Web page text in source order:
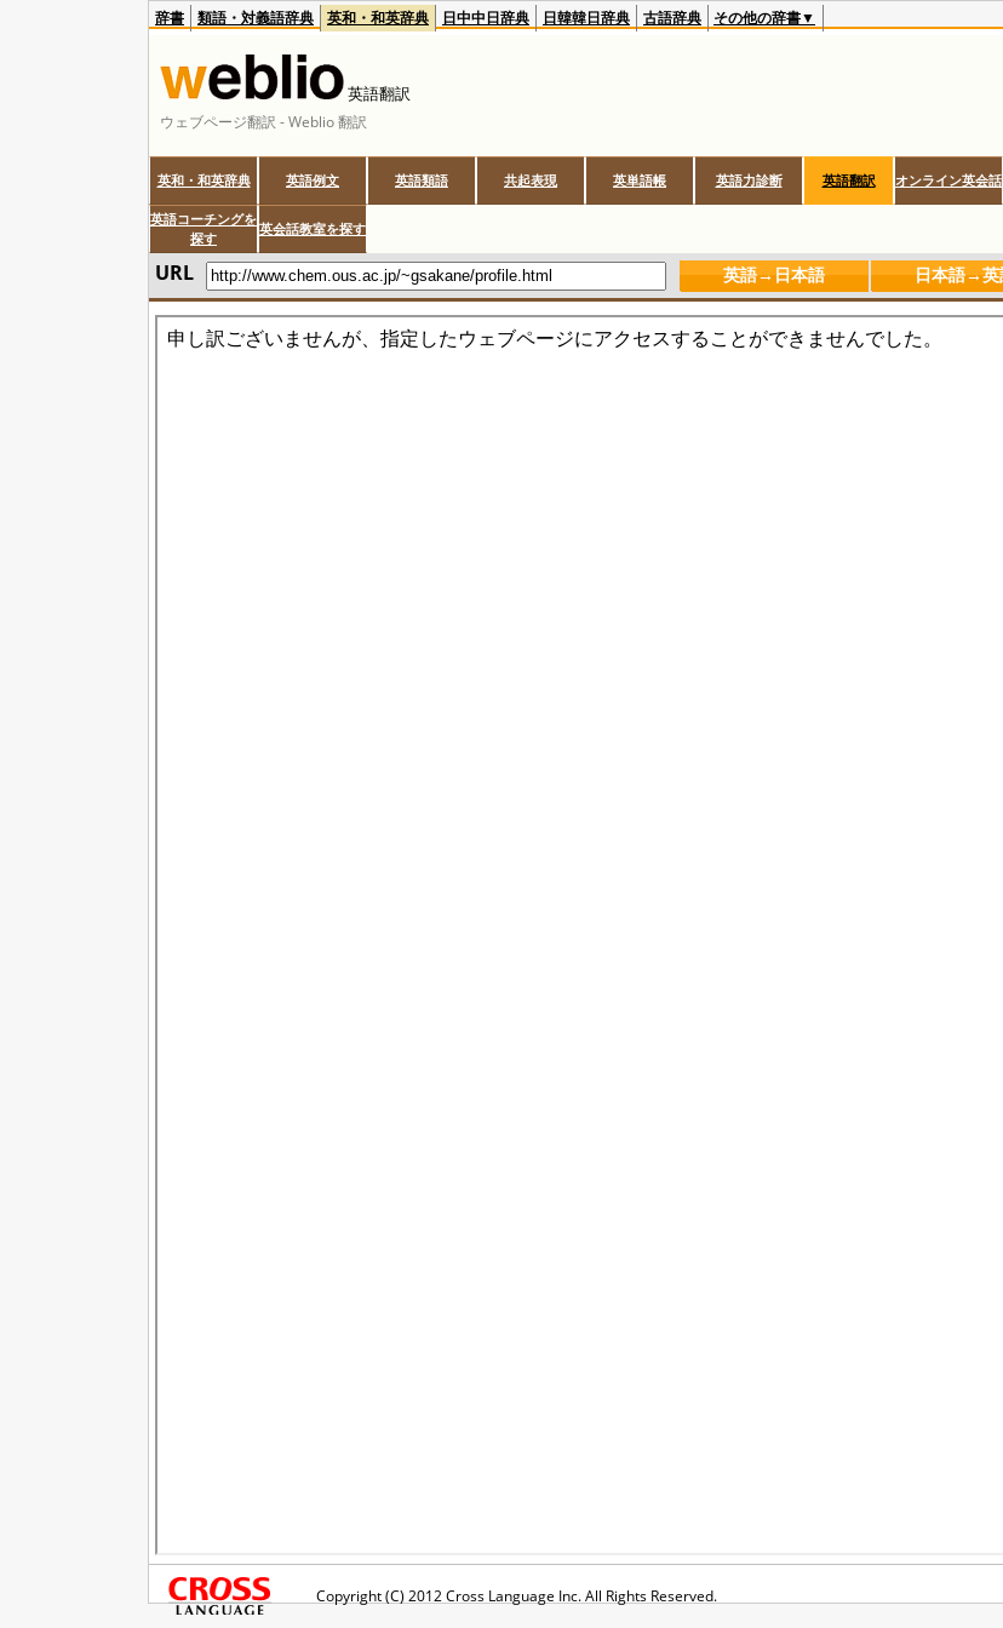
ウェブページ翻訳 - Weblio 翻訳
辞書 類語・対義語辞典 英和・和英辞典 日中中日辞典 日韓韓日辞典 古語辞典 その他の辞書▼
英語翻訳
英和・和英辞典 英語例文 英語類語 共起表現 英単語帳 英語力診断 英語翻訳 オンライン英会話
英語コーチングを
探す
英会話教室を探す
URL
Copyright (C) 2012 Cross Language Inc. All Rights Reserved.